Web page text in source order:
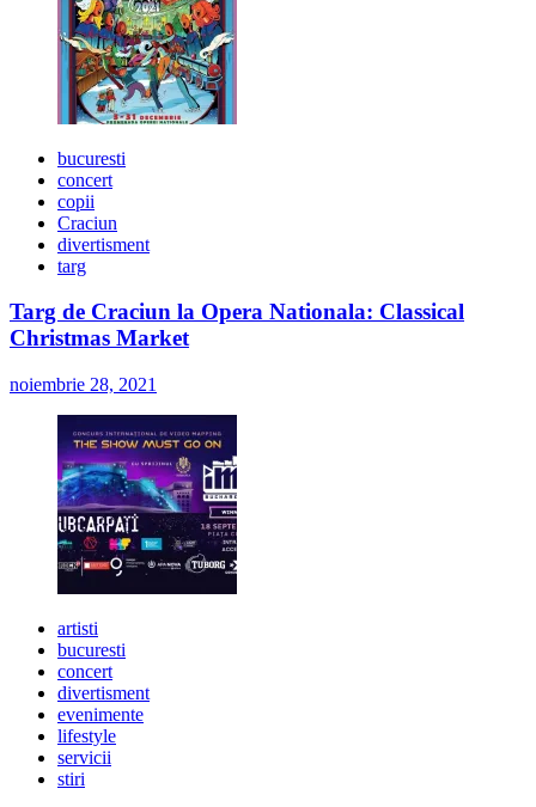
bucuresti
concert
copii
Craciun
divertisment
targ
Targ de Craciun la Opera Nationala: Classical
Christmas Market
noiembrie 28, 2021
artisti
bucuresti
concert
divertisment
evenimente
lifestyle
servicii
stiri